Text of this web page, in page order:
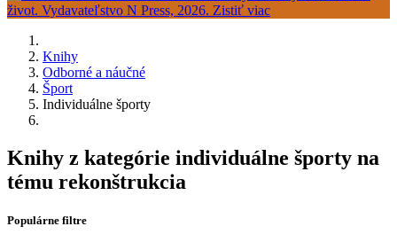
Knihy
Odborné a náučné
Šport
Individuálne športy
Knihy z kategórie individuálne športy na
tému rekonštrukcia
Populárne filtre